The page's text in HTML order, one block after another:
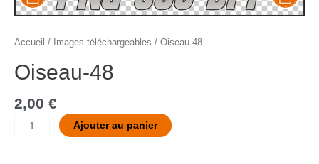
Accueil / Images téléchargeables / Oiseau-48
Oiseau-48
2,00 €
Ajouter au panier